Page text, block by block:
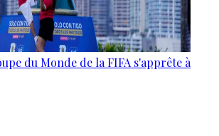
du Monde de la FIFA s'apprête à